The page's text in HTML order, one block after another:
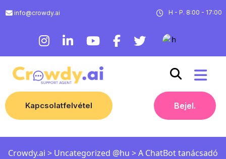
info@crowdy.ai H - P. 8:00 - 17:00
Kapcsolatfelvétel Bejel.
Crowdy.ai > Uncategorized @hu >A ChatBot tanácsadó